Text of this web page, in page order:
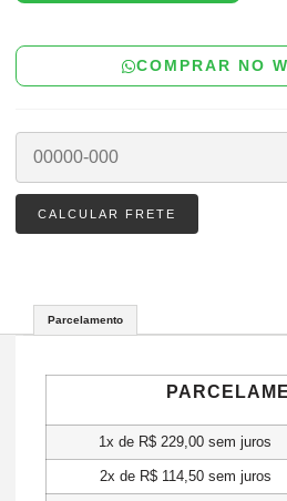
COMPRAR NO
Parcelamento
1x de R$ 229,00 sem juros
2x de R$114,50sem juros